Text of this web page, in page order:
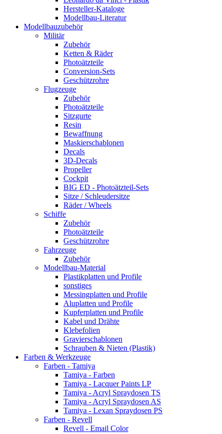
Hersteller-Kataloge
Modellbau-Literatur
Modellbauzubehör
Militär
Zubehör
Ketten & Räder
Photoätzteile
Conversion-Sets
Geschützrohre
Flugzeuge
Zubehör
Photoätzteile
Sitzgurte
Resin
Bewaffnung
Maskierschablonen
Decals
3D-Decals
Propeller
Cockpit
BIG ED - Photoätzteil-Sets
Sitze / Schleudersitze
Räder / Wheels
Schiffe
Zubehör
Photoätzteile
Geschützrohre
Fahrzeuge
Zubehör
Modellbau-Material
Plastikplatten und Profile
sonstiges
Messingplatten und Profile
Aluplatten und Profile
Kupferplatten und Profile
Kabel und Drähte
Klebefolien
Gravierschablonen
Schrauben & Nieten (Plastik)
Farben & Werkzeuge
Farben - Tamiya
Tamiya - Farben
Tamiya - Lacquer Paints LP
Tamiya - Acryl Spraydosen TS
Tamiya - Acryl Spraydosen AS
Tamiya - Lexan Spraydosen PS
Farben - Revell
Revell - Email Color